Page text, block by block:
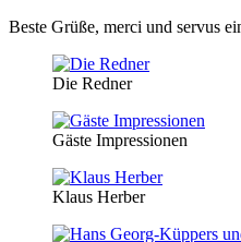
Beste Grüße, merci und servus
Die Redner
Gäste Impressionen
Klaus Herber